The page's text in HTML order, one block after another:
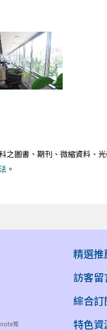
圖書、期刊、微縮資料、
。
等
精選推
訪客留
綜合訂
特色資